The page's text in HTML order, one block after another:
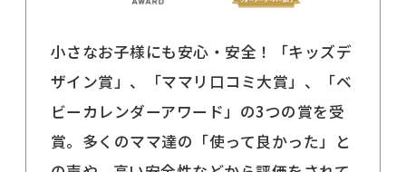
小さなお子様にも安心・安全！「キッズデ
ザイン賞」、「ママリ口コミ大賞」、「ベ
ビーカレンダーアワード」の3つの賞を受
賞。多くのママ達の「使って良かった」と